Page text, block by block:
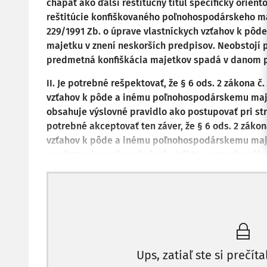
chápať ako ďalší reštitučný titul špecificky
reštitúcie konfiškovaného poľnohospodárskeho
229/1991 Zb. o úprave vlastníckych vzťahov k
majetku v znení neskorších predpisov. Neobstojí
predmetná konfiškácia majetkov spadá v danom
II. Je potrebné rešpektovať, že § 6 ods. 2 zákona
vzťahov k pôde a inému poľnohospodárskemu
obsahuje výslovné pravidlo ako postupovať pri
potrebné akceptovať ten záver, že § 6 ods. 2
vzťahov k pôde a inému poľnohospodárskemu
predstavuje prelom do inak striktne
uvedené v § 6 ods. 1 uvedeného zákona. Opačný
ústavne konformným výkladom na tak citlivú
(Rozsudok Najvyššieho súdu Slovenskej republiky z
Ups, zatiaľ ste si